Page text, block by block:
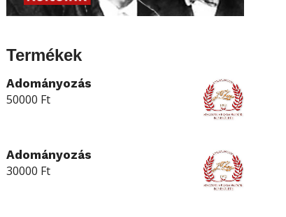
Termékek
Adományozás
50000 Ft
Adományozás
30000 Ft